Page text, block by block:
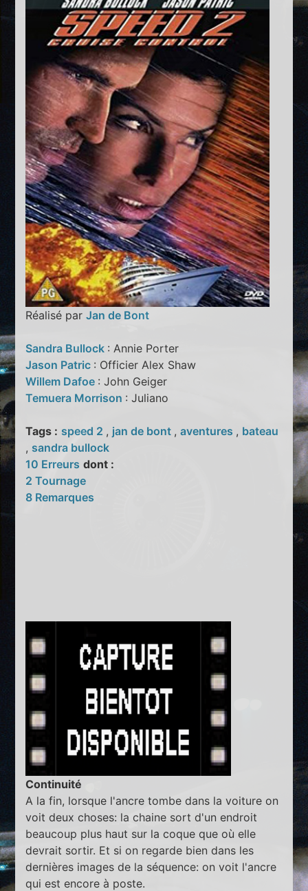
Réalisé parJan de Bont
Sandra Bullock : Annie Porter
Jason Patric : Officier Alex Shaw
Willem Dafoe : John Geiger
Temuera Morrison : Juliano
Tags : speed 2 , jan de bont ,aventures , bateau
, sandra bullock
10 Erreurs dont :
2 Tournage
8 Remarques
Continuité
A la fin, lorsque l'ancre tombe dans la voiture on
voit deux choses: la chaine sort d'un endroit
beaucoup plus haut sur la coque que où elle
devrait sortir. Et si on regarde bien dans les
dernières images de la séquence: on voit l'ancre
qui est encore à poste.